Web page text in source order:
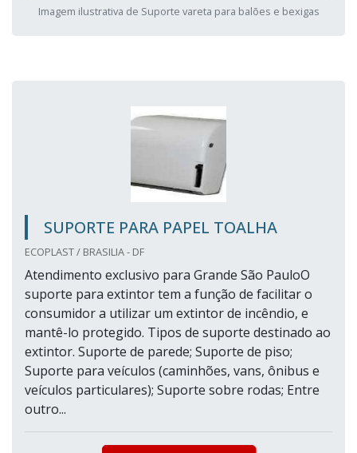
Imagem ilustrativa de Suporte vareta para balões e bexigas
SUPORTE PARA PAPEL TOALHA
ECOPLAST / BRASILIA - DF
Atendimento exclusivo para Grande São PauloO
suporte para extintor tem a função de facilitar o
consumidor a utilizar um extintor de incêndio, e
mantê-lo protegido. Tipos de suporte destinado ao
extintor. Suporte de parede; Suporte de piso;
Suporte para veículos (caminhões, vans, ônibus e
veículos particulares); Suporte sobre rodas; Entre
outro...